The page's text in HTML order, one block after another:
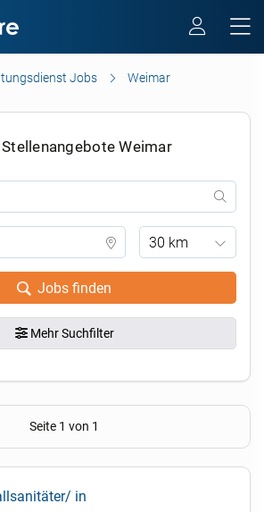
Jobs Weimar
Weimar
30 km
Jobs finden
Mehr Suchfilter
Seite 1 von 1
in